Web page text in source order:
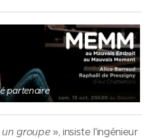
partenaire
groupe», insiste l'ingénieur